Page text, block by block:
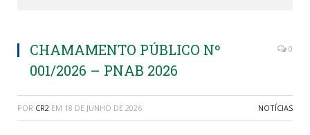
CHAMAMENTO PÚBLICO Nº
001/2026 – PNAB 2026
0
POR CR2 EM 18 DE JUNHO DE 2026 NOTÍCIAS